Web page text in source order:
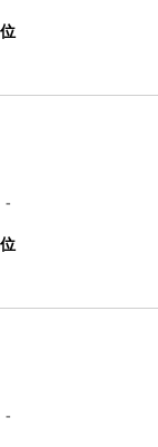
位
-
位
-